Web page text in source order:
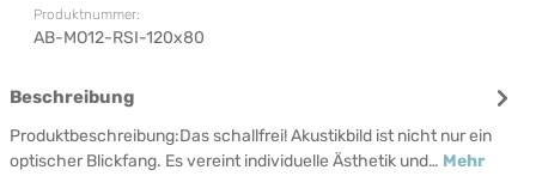
Produktnummer:
AB-MO12-RSI-120x80
Beschreibung
Produktbeschreibung:Das schallfrei! Akustikbild ist nicht nur ein
optischer Blickfang. Es vereint individuelle Ästhetik und… Mehr